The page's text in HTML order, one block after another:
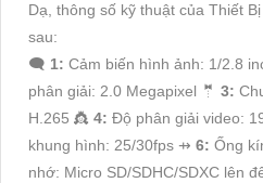
Dạ, thông số kỹ thuật của Thiết
sau:
🗨️ 1: Cảm biến hình ảnh: 1/2.8
phân giải: 2.0 Megapixel 🤵 3:
H.265 👸 4: Độ phân giải video:
khung hình: 25/30fps ⇸ 6: Ống
nhớ: Micro SD/SDHC/SDXC lên